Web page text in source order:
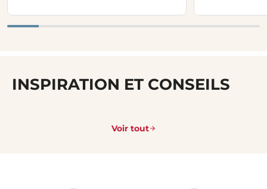
INSPIRATION ET CONSEILS
Voir tout